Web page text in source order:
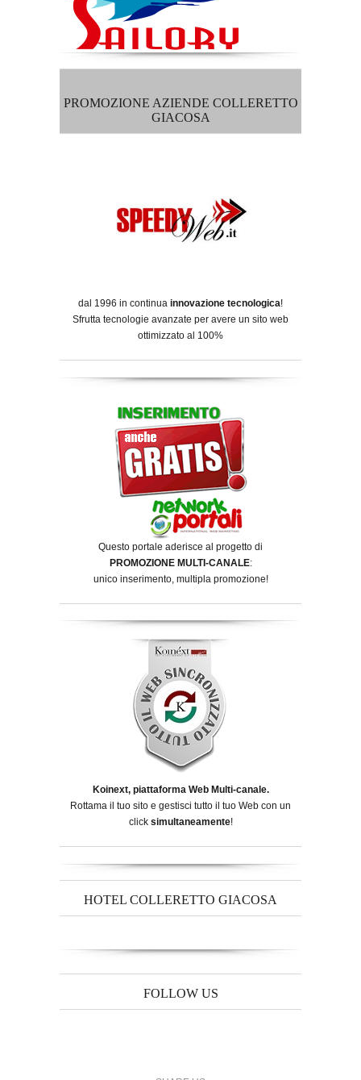
PROMOZIONE AZIENDE COLLERETTO
GIACOSA
dal 1996 in continua innovazione tecnologica!
Sfrutta tecnologie avanzate per avere un sito web
ottimizzato al 100%
Questo portale aderisce al progetto di
PROMOZIONE MULTI-CANALE:
unico inserimento, multipla promozione!
Koinext, piattaforma Web Multi-canale.
Rottama il tuo sito e gestisci tutto il tuo Web con un
click simultaneamente!
HOTEL COLLERETTO GIACOSA
FOLLOW US